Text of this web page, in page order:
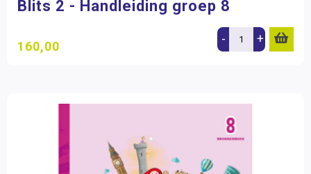
Blits 2 - Handleiding groep 8
160,00 - +